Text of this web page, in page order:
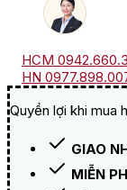
HCM
HN
Quyền lợi khi mua
GIAO
MIỄN